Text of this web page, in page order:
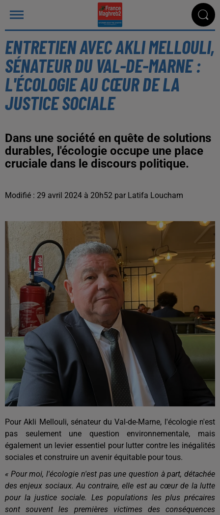
ENTRETIEN AVEC AKLI MELLOULI,
SÉNATEUR DU VAL-DE-MARNE :
L'ÉCOLOGIE AU CŒUR DE LA
JUSTICE SOCIALE
Dans une société en quête de solutions
durables, l'écologie occupe une place
cruciale dans le discours politique.
Modifié : 29 avril 2024 à 20h52 par Latifa Loucham
Pour Akli Mellouli, sénateur du Val-de-Marne, l'écologie n'est
pas seulement une question environnementale, mais
également un levier essentiel pour lutter contre les inégalités
sociales et construire un avenir équitable pour tous.
« Pour moi, l'écologie n'est pas une question à part, détachée
des enjeux sociaux. Au contraire, elle est au cœur de la lutte
pour la justice sociale. Les populations les plus précaires
sont souvent les premières victimes des conséquences